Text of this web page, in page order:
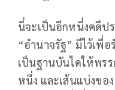
นี่จะเป็นอีกหนึ่งคดีป
“อำนาจรัฐ” มีไว้เพื่
เป็นฐานบันไดให้พรร
หนึ่ง และเส้นแบ่งขอ